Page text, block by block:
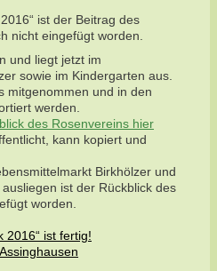
ist der Beitrag des
nicht eingefügt worden.
und liegt jetzt im
sowie im Kindergarten aus.
mitgenommen und in den
werden.
des Rosenvereins hier
kann kopiert und
Birkhölzer und
ist der Rückblick des
worden.
2016“ ist fertig!